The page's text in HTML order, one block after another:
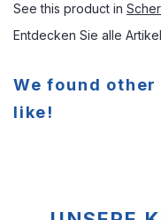
See this product in
Entdecken Sie alle
We found
like!